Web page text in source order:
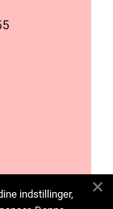
indstillinger,